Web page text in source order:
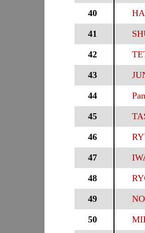
40
41
42
43
44
45
46
47
48
49
50